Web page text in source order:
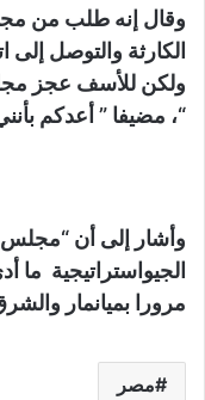
وقال إنه طلب من
الكارثة والتوصل إلى
ولكن للأسف عجز
“، مضيفا ” أعدكم
وأشار إلى أن
الجيواستراتيجية ما
مرورا بميانمار
مصر